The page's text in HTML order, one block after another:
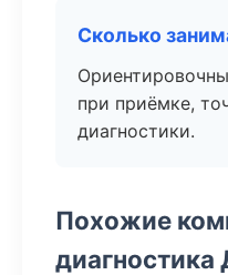
Сколько
при приёмке,
диагностики.
Похожие
диагностика